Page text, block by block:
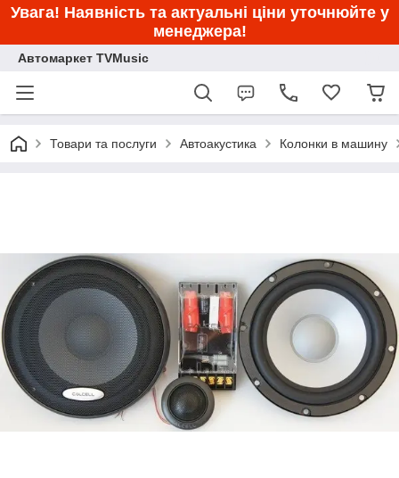
Увага! Наявність та актуальні ціни уточнюйте у
менеджера!
Автомаркет TVMusic
Товари та послуги Автоакустика Колонки в машину